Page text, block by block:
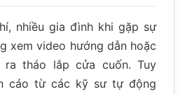
nhiều gia đình khi gặp sự
xem video hướng dẫn hoặc
tháo lắp cửa cuốn. Tuy
cáo từ các kỹ sư tự động